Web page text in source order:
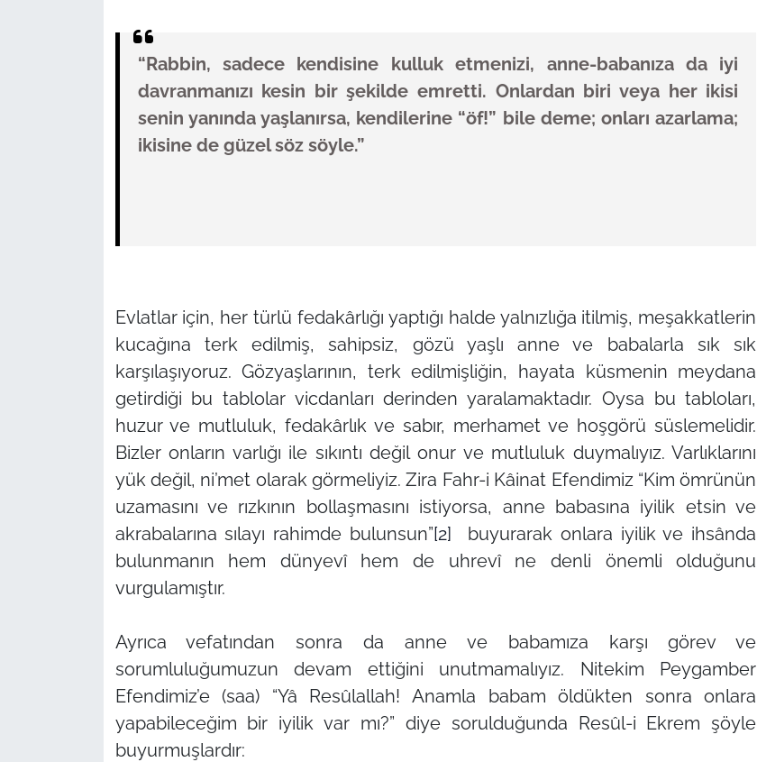
“Rabbin, sadece kendisine kulluk etmenizi, anne-babanıza da iyi
davranmanızı kesin bir şekilde emretti. Onlardan biri veya her ikisi
senin yanında yaşlanırsa, kendilerine “öf!” bile deme; onları azarlama;
ikisine de güzel söz söyle.”
Evlatlar için, her türlü fedakârlığı yaptığı halde yalnızlığa itilmiş, meşakkatlerin
kucağına terk edilmiş, sahipsiz, gözü yaşlı anne ve babalarla sık sık
karşılaşıyoruz. Gözyaşlarının, terk edilmişliğin, hayata küsmenin meydana
getirdiği bu tablolar vicdanları derinden yaralamaktadır. Oysa bu tabloları,
huzur ve mutluluk, fedakârlık ve sabır, merhamet ve hoşgörü süslemelidir.
Bizler onların varlığı ile sıkıntı değil onur ve mutluluk duymalıyız. Varlıklarını
yük değil, ni’met olarak görmeliyiz. Zira Fahr-i Kâinat Efendimiz “Kim ömrünün
uzamasını ve rızkının bollaşmasını istiyorsa, anne babasına iyilik etsin ve
akrabalarına sılayı rahimde bulunsun”[2] buyurarak onlara iyilik ve ihsânda
bulunmanın hem dünyevî hem de uhrevî ne denli önemli olduğunu
vurgulamıştır.
Ayrıca vefatından sonra da anne ve babamıza karşı görev ve
sorumluluğumuzun devam ettiğini unutmamalıyız. Nitekim Peygamber
Efendimiz’e (saa) “Yâ Resûlallah! Anamla babam öldükten sonra onlara
yapabileceğim bir iyilik var mı?” diye sorulduğunda Resûl-i Ekrem şöyle
buyurmuşlardır: